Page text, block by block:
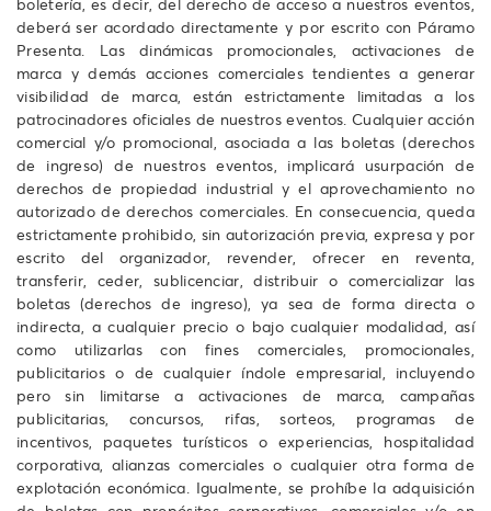
deberá ser acordado directamente y por escrito con Páramo
Presenta. Las dinámicas promocionales, activaciones de
marca y demás acciones comerciales tendientes a generar
visibilidad de marca, están estrictamente limitadas a los
patrocinadores oficiales de nuestros eventos. Cualquier acción
comercial y/o promocional, asociada a las boletas (derechos
de ingreso) de nuestros eventos, implicará usurpación de
derechos de propiedad industrial y el aprovechamiento no
autorizado de derechos comerciales. En consecuencia, queda
estrictamente prohibido, sin autorización previa, expresa y por
escrito del organizador, revender, ofrecer en reventa,
transferir, ceder, sublicenciar, distribuir o comercializar las
boletas (derechos de ingreso), ya sea de forma directa o
indirecta, a cualquier precio o bajo cualquier modalidad, así
como utilizarlas con fines comerciales, promocionales,
publicitarios o de cualquier índole empresarial, incluyendo
pero sin limitarse a activaciones de marca, campañas
publicitarias, concursos, rifas, sorteos, programas de
incentivos, paquetes turísticos o experiencias, hospitalidad
corporativa, alianzas comerciales o cualquier otra forma de
explotación económica. Igualmente, se prohíbe la adquisición